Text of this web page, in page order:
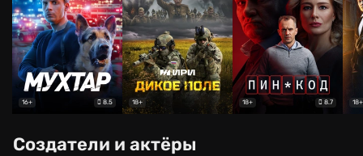
16+ 8.5 18+ 18+ 8.7 18+
Создатели и актёры